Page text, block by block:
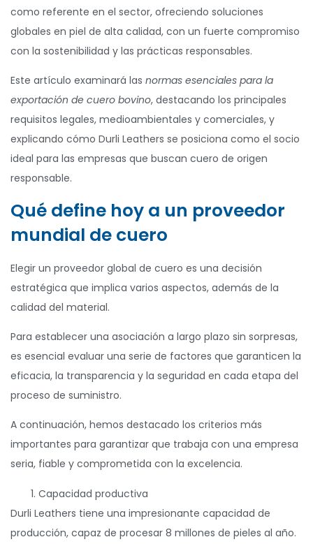
como referente en el sector, ofreciendo soluciones
globales en piel de alta calidad, con un fuerte compromiso
con la sostenibilidad y las prácticas responsables.
Este artículo examinará las normas esenciales para la
exportación de cuero bovino, destacando los principales
requisitos legales, medioambientales y comerciales, y
explicando cómo Durli Leathers se posiciona como el socio
ideal para las empresas que buscan cuero de origen
responsable.
Qué define hoy a un proveedor
mundial de cuero
Elegir un proveedor global de cuero es una decisión
estratégica que implica varios aspectos, además de la
calidad del material.
Para establecer una asociación a largo plazo sin sorpresas,
es esencial evaluar una serie de factores que garanticen la
eficacia, la transparencia y la seguridad en cada etapa del
proceso de suministro.
A continuación, hemos destacado los criterios más
importantes para garantizar que trabaja con una empresa
seria, fiable y comprometida con la excelencia.
Capacidad productiva
Durli Leathers tiene una impresionante capacidad de
producción, capaz de procesar 8 millones de pieles al año.